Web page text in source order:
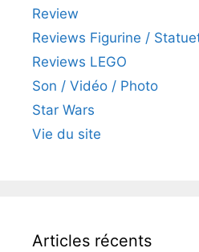
Review
Reviews Figurine /
Reviews LEGO
Son / Vidéo / Photo
Star Wars
Vie du site
Articles récents